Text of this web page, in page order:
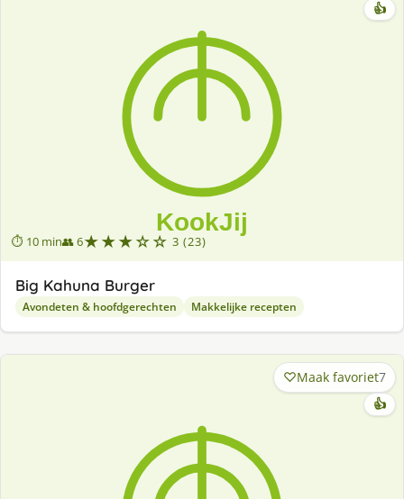
⏱ 10 min👥 6★★★☆☆ 3 (23)
👍
Big Kahuna Burger
Avondeten & hoofdgerechten Makkelijke recepten
Maak favoriet7
👍